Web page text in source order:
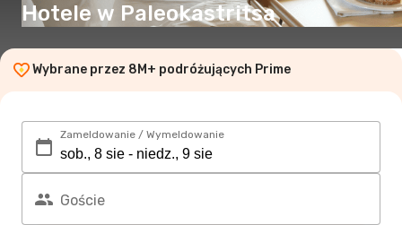
Hotele w Paleokastritsa
Wybrane przez 8M+ podróżujących Prime
Zameldowanie / Wymeldowanie
Goście